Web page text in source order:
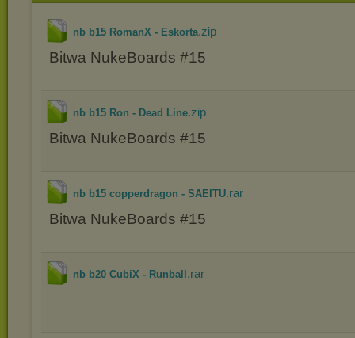
nb b15 RomanX - Eskorta.zip
Bitwa NukeBoards #15
nb b15 Ron - Dead Line.zip
Bitwa NukeBoards #15
nb b15 copperdragon - SAEITU.rar
Bitwa NukeBoards #15
nb b20 CubiX - Runball .rar